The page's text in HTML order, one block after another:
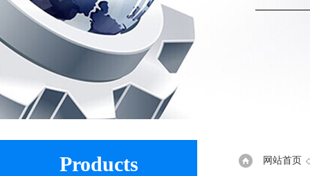
Products
网站首页